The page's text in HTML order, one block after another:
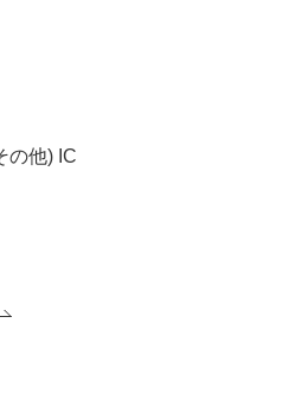
の他) IC